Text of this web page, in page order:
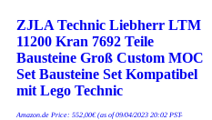
ZJLA Technic Liebherr LTM
11200 Kran 7692 Teile
Bausteine Groß Custom MOC
Set Bausteine Set Kompatibel
mit Lego Technic
Amazon.de Price: 552,00€(as of 09/04/2023 20:02 PST-